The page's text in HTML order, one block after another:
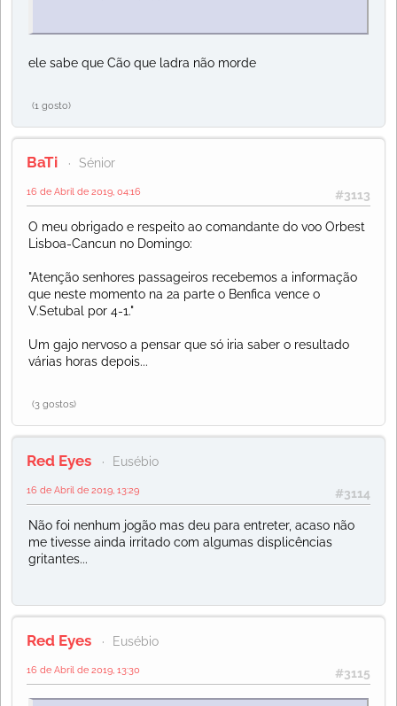
ele sabe que Cão que ladra não morde
(1 gosto)
BaTi Sénior
#3113
16 de Abril de 2019, 04:16
O meu obrigado e respeito ao comandante do voo Orbest
Lisboa-Cancun no Domingo:
"Atenção senhores passageiros recebemos a informação
que neste momento na 2a parte o Benfica vence o
V.Setubal por 4-1."
Um gajo nervoso a pensar que só iria saber o resultado
várias horas depois...
(3 gostos)
Red Eyes Eusébio
#3114
16 de Abril de 2019, 13:29
Não foi nenhum jogão mas deu para entreter, acaso não
me tivesse ainda irritado com algumas displicências
gritantes...
Red Eyes Eusébio
#3115
16 de Abril de 2019, 13:30